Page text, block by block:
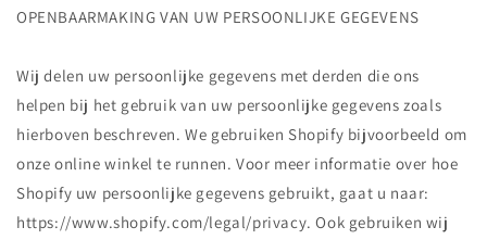
OPENBAARMAKING VAN UW PERSOONLIJKE GEGEVENS
Wij delen uw persoonlijke gegevens met derden die ons
helpen bij het gebruik van uw persoonlijke gegevens zoals
hierboven beschreven. We gebruiken Shopify bijvoorbeeld om
onze online winkel te runnen. Voor meer informatie over hoe
Shopify uw persoonlijke gegevens gebruikt, gaat u naar:
https://www.shopify.com/legal/privacy. Ook gebruiken wij